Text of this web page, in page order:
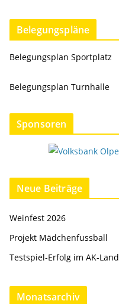
Belegungspläne
Belegungsplan Sportplatz
Belegungsplan Turnhalle
Sponsoren
Neue Beiträge
Weinfest 2026
Projekt Mädchenfussball
Testspiel-Erfolg im AK-Land
Monatsarchiv